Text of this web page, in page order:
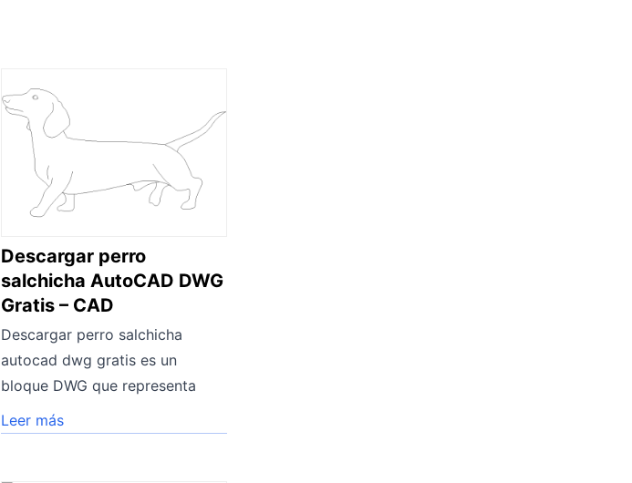
Descargar perro
salchicha AutoCAD DWG
Gratis – CAD
Descargar perro salchicha
autocad dwg gratis es un
bloque DWG que representa
Leer más